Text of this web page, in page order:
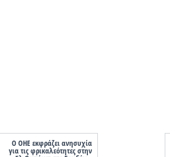
O ΟΗΕ εκφράζει ανησυχία
για τις φρικαλεότητες στην